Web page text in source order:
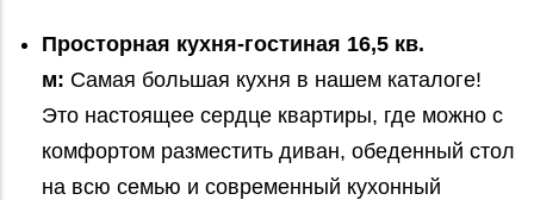
Просторная кухня-гостиная 16,5 кв.
м: Самая большая кухня в нашем каталоге!
Это настоящее сердце квартиры, где можно с
комфортом разместить диван, обеденный стол
на всю семью и современный кухонный